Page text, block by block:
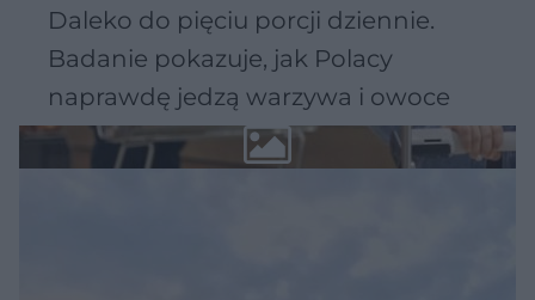
Daleko do pięciu porcji dziennie.
Badanie pokazuje, jak Polacy
naprawdę jedzą warzywa i owoce